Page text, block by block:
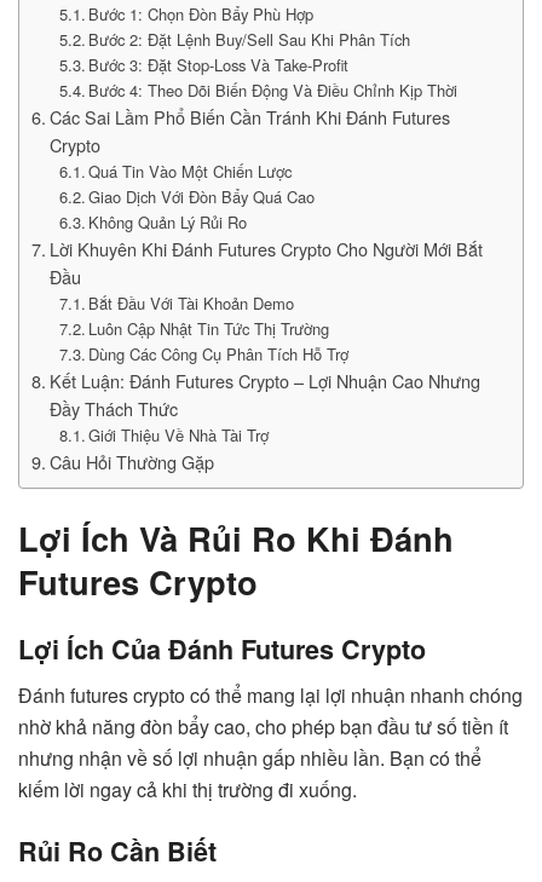
Bước 1: Chọn Đòn Bẩy Phù Hợp
Bước 2: Đặt Lệnh Buy/Sell Sau Khi Phân Tích
Bước 3: Đặt Stop-Loss Và Take-Profit
Bước 4: Theo Dõi Biến Động Và Điều Chỉnh Kịp Thời
Các Sai Lầm Phổ Biến Cần Tránh Khi Đánh Futures
Crypto
Quá Tin Vào Một Chiến Lược
Giao Dịch Với Đòn Bẩy Quá Cao
Không Quản Lý Rủi Ro
Lời Khuyên Khi Đánh Futures Crypto Cho Người Mới Bắt
Đầu
Bắt Đầu Với Tài Khoản Demo
Luôn Cập Nhật Tin Tức Thị Trường
Dùng Các Công Cụ Phân Tích Hỗ Trợ
Kết Luận: Đánh Futures Crypto – Lợi Nhuận Cao Nhưng
Đầy Thách Thức
Giới Thiệu Về Nhà Tài Trợ
Câu Hỏi Thường Gặp
Lợi Ích Và Rủi Ro Khi Đánh
Futures Crypto
Lợi Ích Của Đánh Futures Crypto
Đánh futures crypto có thể mang lại lợi nhuận nhanh chóng
nhờ khả năng đòn bẩy cao, cho phép bạn đầu tư số tiền ít
nhưng nhận về số lợi nhuận gấp nhiều lần. Bạn có thể
kiếm lời ngay cả khi thị trường đi xuống.
Rủi Ro Cần Biết